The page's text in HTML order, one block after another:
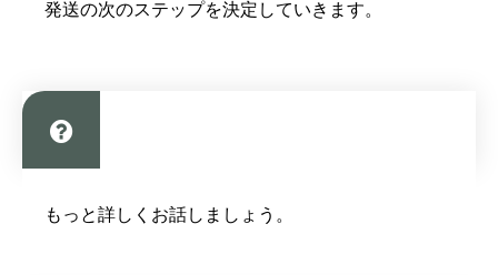
ですか?
発送の次のステップを決定していきます。
でしょうか？
もっと詳しくお話しましょう。